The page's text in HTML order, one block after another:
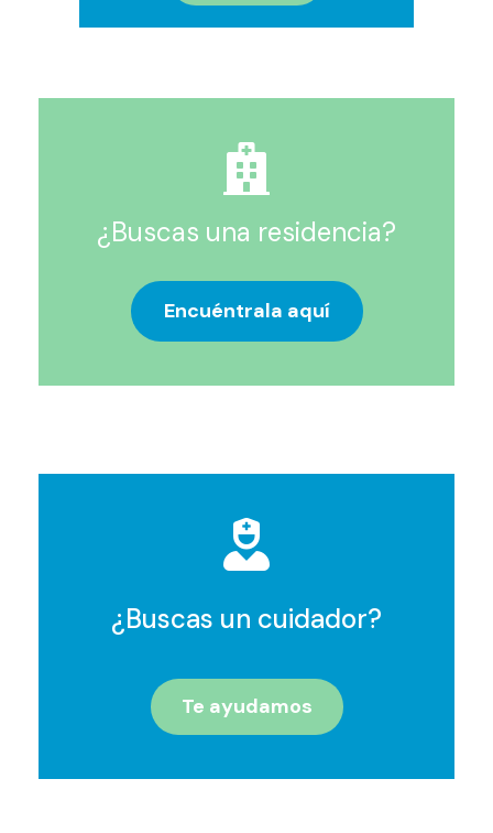
¿Buscas una residencia?
Encuéntrala aquí
¿Buscas un cuidador?
Te ayudamos